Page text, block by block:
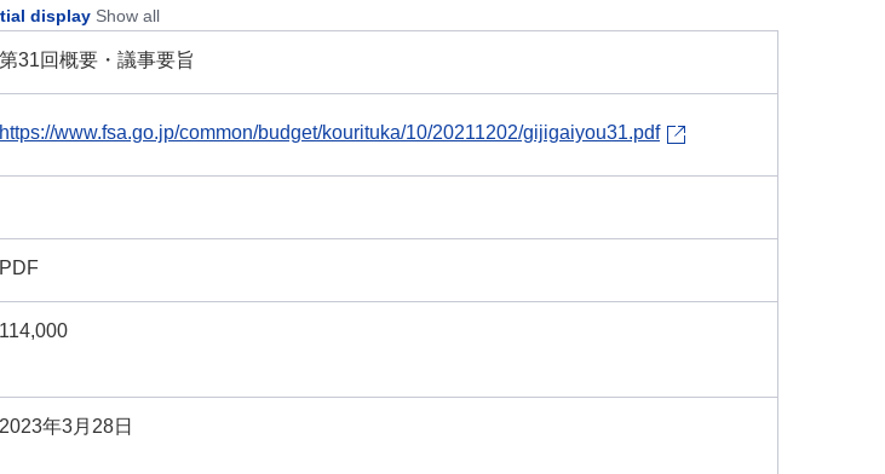
display Show all
第31回概要・議事要旨
https://www.fsa.go.jp/common/budget/kourituka/10/20211202/gijigaiyou31.pdf
PDF
114,000
2023年3月28日